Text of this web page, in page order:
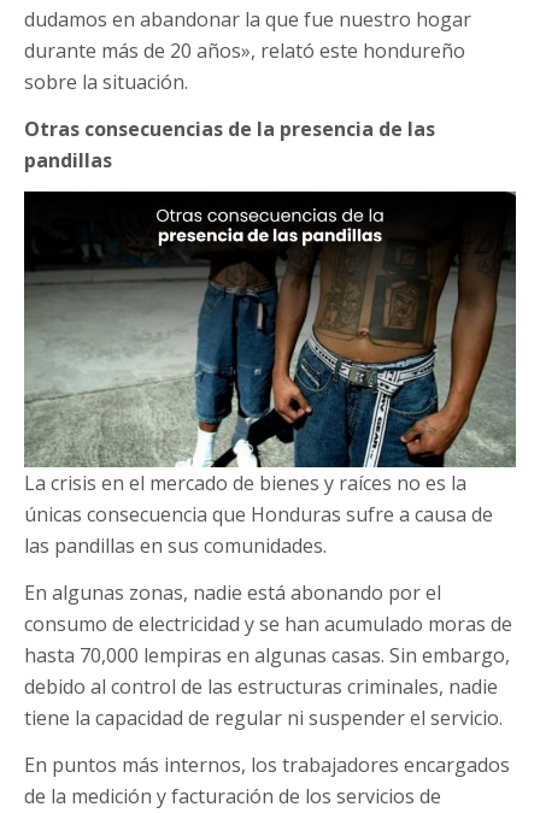
dudamos en abandonar la que fue nuestro hogar
durante más de 20 años», relató este hondureño
sobre la situación.
Otras consecuencias de la presencia de las
pandillas
La crisis en el mercado de bienes y raíces no es la
únicas consecuencia que Honduras sufre a causa de
las pandillas en sus comunidades.
En algunas zonas, nadie está abonando por el
consumo de electricidad y se han acumulado moras de
hasta 70,000 lempiras en algunas casas. Sin embargo,
debido al control de las estructuras criminales, nadie
tiene la capacidad de regular ni suspender el servicio.
En puntos más internos, los trabajadores encargados
de la medición y facturación de los servicios de